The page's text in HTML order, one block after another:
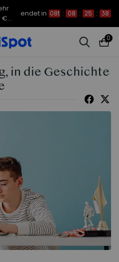
€
endet in 08t : 08 : 25 : 37
0
in die Geschichte